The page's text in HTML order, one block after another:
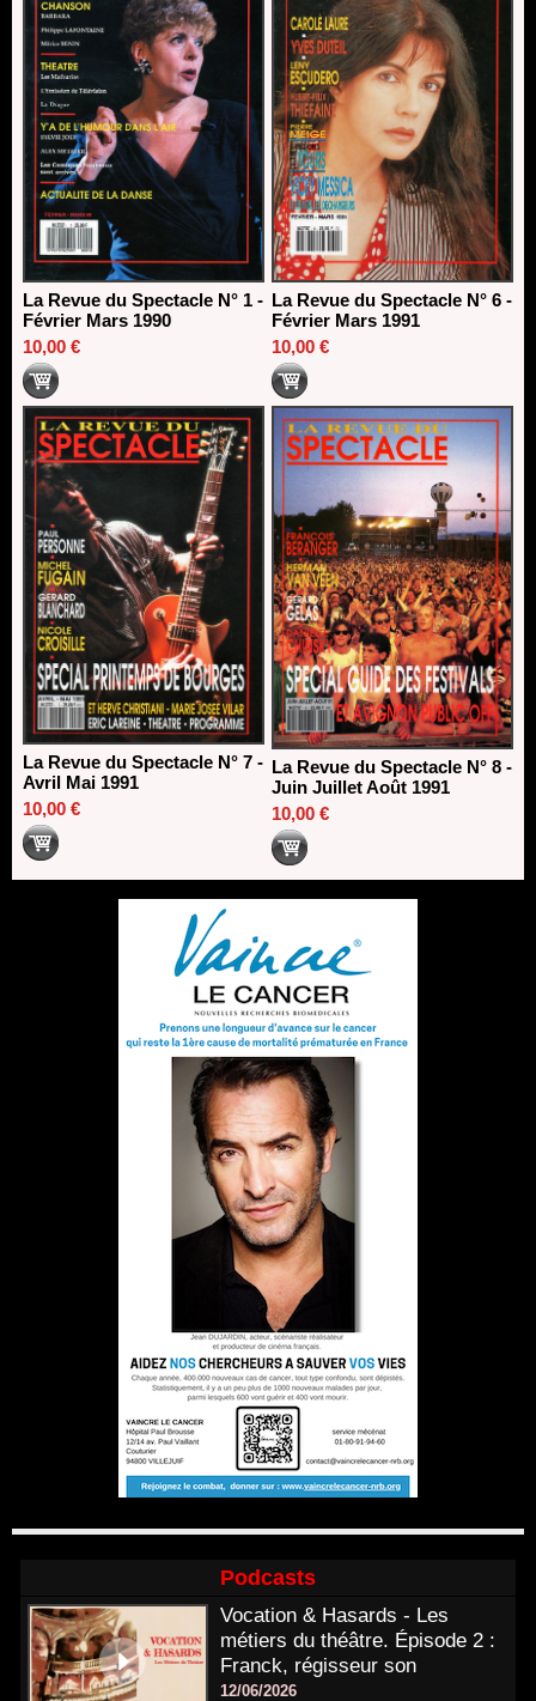
La Revue du Spectacle N° 1 -
Février Mars 1990
10,00 €
La Revue du Spectacle N° 6 -
Février Mars 1991
10,00 €
La Revue du Spectacle N° 7 -
Avril Mai 1991
10,00 €
La Revue du Spectacle N° 8 -
Juin Juillet Août 1991
10,00 €
Podcasts
Vocation & Hasards - Les
métiers du théâtre. Épisode 2 :
Franck, régisseur son
12/06/2026